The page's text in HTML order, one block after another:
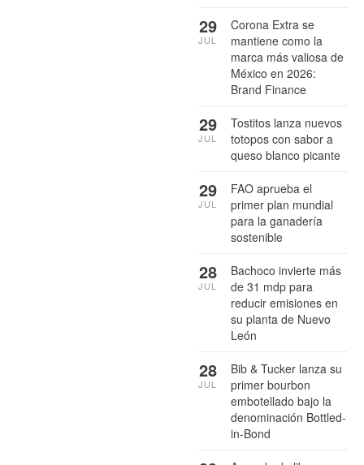
Corona Extra se
mantiene como la
marca más valiosa de
México en 2026:
Brand Finance
29
JUL
Tostitos lanza nuevos
totopos con sabor a
queso blanco picante
29
JUL
FAO aprueba el
primer plan mundial
para la ganadería
sostenible
29
JUL
Bachoco invierte más
de 31 mdp para
reducir emisiones en
su planta de Nuevo
León
28
JUL
Bib & Tucker lanza su
primer bourbon
embotellado bajo la
denominación Bottled-
in-Bond
28
JUL